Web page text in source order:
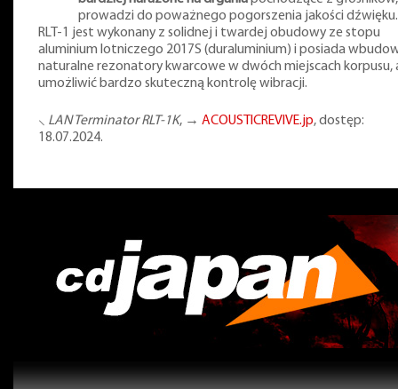
prowadzi do poważnego pogorszenia jakości dźwięku.
RLT-1 jest wykonany z solidnej i twardej obudowy ze stopu
aluminium lotniczego 2017S (duraluminium) i posiada
naturalne rezonatory kwarcowe w dwóch miejscach korpusu,
umożliwić bardzo skuteczną kontrolę wibracji.
⸜ LAN Terminator RLT-1K, → ACOUSTICREVIVE.jp, dostęp:
18.07.2024.